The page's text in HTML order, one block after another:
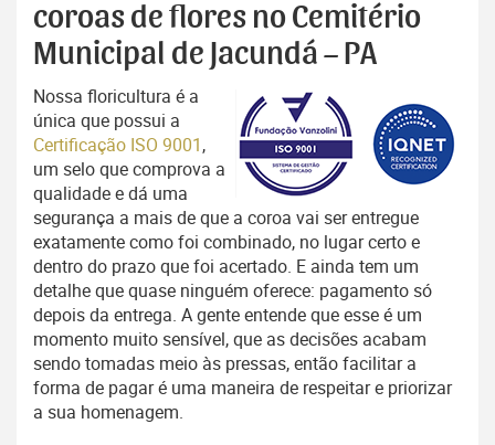
coroas de flores no Cemitério
Municipal de Jacundá – PA
Nossa floricultura é a
única que possui a
Certificação ISO 9001,
um selo que comprova a
qualidade e dá uma
segurança a mais de que a coroa vai ser entregue
exatamente como foi combinado, no lugar certo e
dentro do prazo que foi acertado. E ainda tem um
detalhe que quase ninguém oferece: pagamento só
depois da entrega. A gente entende que esse é um
momento muito sensível, que as decisões acabam
sendo tomadas meio às pressas, então facilitar a
forma de pagar é uma maneira de respeitar e priorizar
a sua homenagem.